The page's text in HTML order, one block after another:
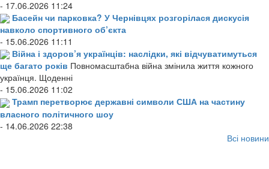
- 17.06.2026 11:24
Басейн чи парковка? У Чернівцях розгорілася дискусія
навколо спортивного об’єкта
- 15.06.2026 11:11
Війна і здоров’я українців: наслідки, які відчуватимуться
ще багато років Повномасштабна війна змінила життя кожного
українця. Щоденні
- 15.06.2026 11:02
Трамп перетворює державні символи США на частину
власного політичного шоу
- 14.06.2026 22:38
Всі новини